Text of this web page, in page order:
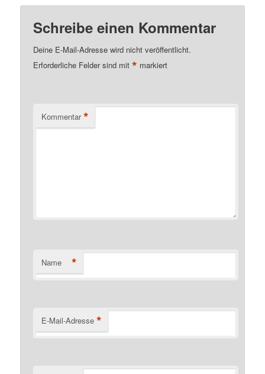
Schreibe einen Kommentar
Deine E-Mail-Adresse wird nicht veröffentlicht.
Erforderliche Felder sind mit* markiert
Kommentar *
Name *
E-Mail-Adresse *